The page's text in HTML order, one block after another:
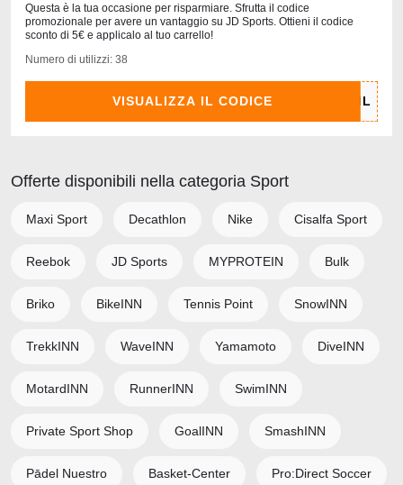
Questa è la tua occasione per risparmiare. Sfrutta il codice
promozionale per avere un vantaggio su JD Sports. Ottieni il codice
sconto di 5€ e applicalo al tuo carrello!
Numero di utilizzi: 38
VISUALIZZA IL CODICE
Offerte disponibili nella categoria Sport
Maxi Sport Decathlon Nike Cisalfa Sport
Reebok JD Sports MYPROTEIN Bulk
Briko BikeINN Tennis Point SnowINN
TrekkINN WaveINN Yamamoto DiveINN
MotardINN RunnerINN SwimINN
Private Sport Shop GoalINN SmashINN
Pādel Nuestro Basket-Center Pro:Direct Soccer